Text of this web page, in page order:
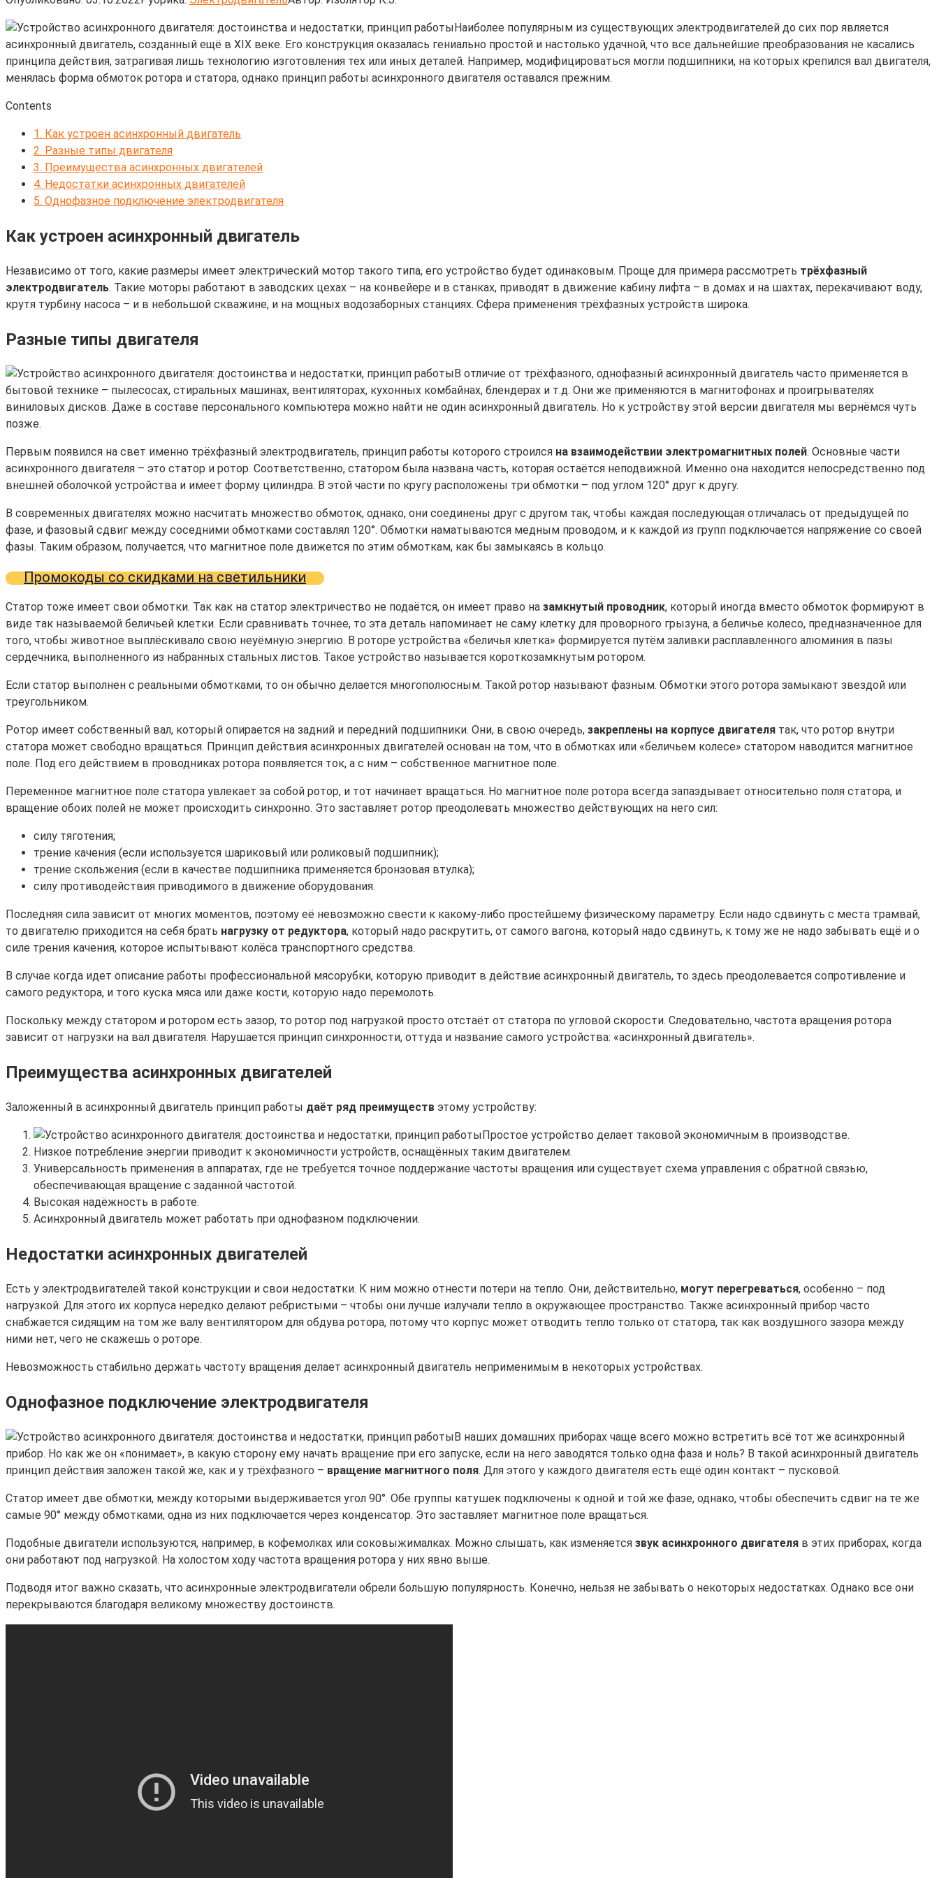
Наиболее популярным из существующих электродвигателей до сих пор является
асинхронный двигатель, созданный ещё в XIX веке. Его конструкция оказалась гениально простой и настолько удачной, что все дальнейшие преобразования не касались
принципа действия, затрагивая лишь технологию изготовления тех или иных деталей. Например, модифицироваться могли подшипники, на которых крепился вал двигателя,
менялась форма обмоток ротора и статора, однако принцип работы асинхронного двигателя оставался прежним.
Contents
1. Как устроен асинхронный двигатель
2. Разные типы двигателя
3. Преимущества асинхронных двигателей
4. Недостатки асинхронных двигателей
5. Однофазное подключение электродвигателя
Как устроен асинхронный двигатель
Независимо от того, какие размеры имеет электрический мотор такого типа, его устройство будет одинаковым. Проще для примера рассмотреть трёхфазный
электродвигатель. Такие моторы работают в заводских цехах – на конвейере и в станках, приводят в движение кабину лифта – в домах и на шахтах, перекачивают воду,
крутя турбину насоса – и в небольшой скважине, и на мощных водозаборных станциях. Сфера применения трёхфазных устройств широка.
Разные типы двигателя
В отличие от трёхфазного, однофазный асинхронный двигатель часто применяется в
бытовой технике – пылесосах, стиральных машинах, вентиляторах, кухонных комбайнах, блендерах и т.д. Они же применяются в магнитофонах и проигрывателях
виниловых дисков. Даже в составе персонального компьютера можно найти не один асинхронный двигатель. Но к устройству этой версии двигателя мы вернёмся чуть
позже.
Первым появился на свет именно трёхфазный электродвигатель, принцип работы которого строился на взаимодействии электромагнитных полей. Основные части
асинхронного двигателя – это статор и ротор. Соответственно, статором была названа часть, которая остаётся неподвижной. Именно она находится непосредственно под
внешней оболочкой устройства и имеет форму цилиндра. В этой части по кругу расположены три обмотки – под углом 120° друг к другу.
В современных двигателях можно насчитать множество обмоток, однако, они соединены друг с другом так, чтобы каждая последующая отличалась от предыдущей по
фазе, и фазовый сдвиг между соседними обмотками составлял 120°. Обмотки наматываются медным проводом, и к каждой из групп подключается напряжение со своей
фазы. Таким образом, получается, что магнитное поле движется по этим обмоткам, как бы замыкаясь в кольцо.
Промокоды со скидками на светильники
Статор тоже имеет свои обмотки. Так как на статор электричество не подаётся, он имеет право на замкнутый проводник, который иногда вместо обмоток формируют в
виде так называемой беличьей клетки. Если сравнивать точнее, то эта деталь напоминает не саму клетку для проворного грызуна, а беличье колесо, предназначенное для
того, чтобы животное выплёскивало свою неуёмную энергию. В роторе устройства «беличья клетка» формируется путём заливки расплавленного алюминия в пазы
сердечника, выполненного из набранных стальных листов. Такое устройство называется короткозамкнутым ротором.
Если статор выполнен с реальными обмотками, то он обычно делается многополюсным. Такой ротор называют фазным. Обмотки этого ротора замыкают звездой или
треугольником.
Ротор имеет собственный вал, который опирается на задний и передний подшипники. Они, в свою очередь, закреплены на корпусе двигателя так, что ротор внутри
статора может свободно вращаться. Принцип действия асинхронных двигателей основан на том, что в обмотках или «беличьем колесе» статором наводится магнитное
поле. Под его действием в проводниках ротора появляется ток, а с ним – собственное магнитное поле.
Переменное магнитное поле статора увлекает за собой ротор, и тот начинает вращаться. Но магнитное поле ротора всегда запаздывает относительно поля статора, и
вращение обоих полей не может происходить синхронно. Это заставляет ротор преодолевать множество действующих на него сил:
силу тяготения;
трение качения (если используется шариковый или роликовый подшипник);
трение скольжения (если в качестве подшипника применяется бронзовая втулка);
силу противодействия приводимого в движение оборудования.
Последняя сила зависит от многих моментов, поэтому её невозможно свести к какому-либо простейшему физическому параметру. Если надо сдвинуть с места трамвай,
то двигателю приходится на себя брать нагрузку от редуктора, который надо раскрутить, от самого вагона, который надо сдвинуть, к тому же не надо забывать ещё и о
силе трения качения, которое испытывают колёса транспортного средства.
В случае когда идет описание работы профессиональной мясорубки, которую приводит в действие асинхронный двигатель, то здесь преодолевается сопротивление и
самого редуктора, и того куска мяса или даже кости, которую надо перемолоть.
Поскольку между статором и ротором есть зазор, то ротор под нагрузкой просто отстаёт от статора по угловой скорости. Следовательно, частота вращения ротора
зависит от нагрузки на вал двигателя. Нарушается принцип синхронности, оттуда и название самого устройства: «асинхронный двигатель».
Преимущества асинхронных двигателей
Заложенный в асинхронный двигатель принцип работы даёт ряд преимуществ этому устройству:
Простое устройство делает таковой экономичным в производстве.
Низкое потребление энергии приводит к экономичности устройств, оснащённых таким двигателем.
Универсальность применения в аппаратах, где не требуется точное поддержание частоты вращения или существует схема управления с обратной связью,
обеспечивающая вращение с заданной частотой.
Высокая надёжность в работе.
Асинхронный двигатель может работать при однофазном подключении.
Недостатки асинхронных двигателей
Есть у электродвигателей такой конструкции и свои недостатки. К ним можно отнести потери на тепло. Они, действительно, могут перегреваться, особенно – под
нагрузкой. Для этого их корпуса нередко делают ребристыми – чтобы они лучше излучали тепло в окружающее пространство. Также асинхронный прибор часто
снабжается сидящим на том же валу вентилятором для обдува ротора, потому что корпус может отводить тепло только от статора, так как воздушного зазора между
ними нет, чего не скажешь о роторе.
Невозможность стабильно держать частоту вращения делает асинхронный двигатель неприменимым в некоторых устройствах.
Однофазное подключение электродвигателя
В наших домашних приборах чаще всего можно встретить всё тот же асинхронный
прибор. Но как же он «понимает», в какую сторону ему начать вращение при его запуске, если на него заводятся только одна фаза и ноль? В такой асинхронный двигатель
принцип действия заложен такой же, как и у трёхфазного – вращение магнитного поля. Для этого у каждого двигателя есть ещё один контакт – пусковой.
Статор имеет две обмотки, между которыми выдерживается угол 90°. Обе группы катушек подключены к одной и той же фазе, однако, чтобы обеспечить сдвиг на те же
самые 90° между обмотками, одна из них подключается через конденсатор. Это заставляет магнитное поле вращаться.
Подобные двигатели используются, например, в кофемолках или соковыжималках. Можно слышать, как изменяется звук асинхронного двигателя в этих приборах, когда
они работают под нагрузкой. На холостом ходу частота вращения ротора у них явно выше.
Подводя итог важно сказать, что асинхронные электродвигатели обрели большую популярность. Конечно, нельзя не забывать о некоторых недостатках. Однако все они
перекрываются благодаря великому множеству достоинств.